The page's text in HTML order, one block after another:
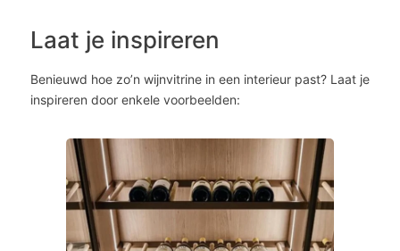
Laat je inspireren
Benieuwd hoe zo’n wijnvitrine in een interieur past? Laat je
inspireren door enkele voorbeelden: